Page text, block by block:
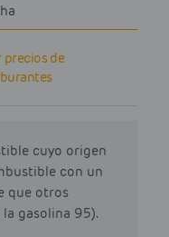
precios de
cuyo origen
con un
que otros
gasolina 95).